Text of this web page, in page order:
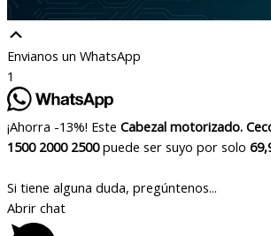
Envianos un WhatsApp
1
¡Ahorra -13%! Este Cabezal motorizado.
1500 2000 2500puede ser suyo por solo
Si tiene alguna duda, pregúntenos...
Abrir chat